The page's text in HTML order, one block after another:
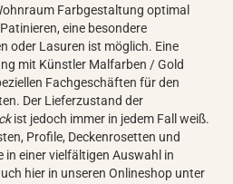
Farbgestaltung optimal
eine besondere
oder Lasuren ist möglich. Eine
mit Künstler Malfarben / Gold
Fachgeschäften für den
Der Lieferzustand der
ist jedoch immer in jedem Fall weiß.
Profile, Deckenrosetten und
in einer vielfältigen Auswahl in
hier in unseren Onlineshop unter